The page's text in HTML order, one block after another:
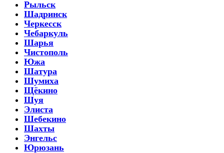
Рыльск
Шадринск
Черкесск
Чебаркуль
Шарья
Чистополь
Южа
Шатура
Шумиха
Щёкино
Шуя
Элиста
Шебекино
Шахты
Энгельс
Юрюзань